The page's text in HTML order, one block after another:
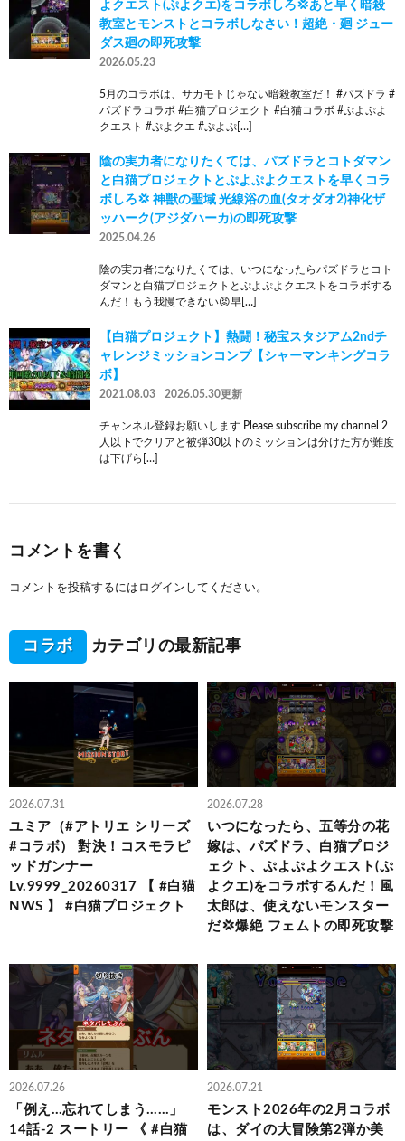
よクエスト(ぷよクエ)をコラボしろ💢あと早く暗殺
教室とモンストとコラボしなさい！超絶・廻 ジュー
ダス廻の即死攻撃
2026.05.23
5月のコラボは、サカモトじゃない暗殺教室だ！ #パズドラ #
パズドラコラボ #白猫プロジェクト #白猫コラボ #ぷよぷよ
クエスト #ぷよクエ #ぷよぷ[…]
陰の実力者になりたくては、パズドラとコトダマン
と白猫プロジェクトとぷよぷよクエストを早くコラ
ボしろ💢 神獣の聖域 光線浴の血(タオダオ2)神化ザ
ッハーク(アジダハーカ)の即死攻撃
2025.04.26
陰の実力者になりたくては、いつになったらパズドラとコト
ダマンと白猫プロジェクトとぷよぷよクエストをコラボする
んだ！もう我慢できない😡早[…]
【白猫プロジェクト】熱闘！秘宝スタジアム2ndチ
ャレンジミッションコンプ【シャーマンキングコラ
ボ】
2021.08.03 2026.05.30更新
チャンネル登録お願いします Please subscribe my channel 2
人以下でクリアと被弾30以下のミッションは分けた方が難度
は下げら[…]
コメントを書く
コメントを投稿するには ログイン してください。
コラボ カテゴリの最新記事
2026.07.31
ユミア（#アトリエ シリーズ
#コラボ） 對決！コスモラピ
ッドガンナー
Lv.9999_20260317 【 #白猫
NWS 】 #白猫プロジェクト
2026.07.28
いつになったら、五等分の花
嫁は、パズドラ、白猫プロジ
ェクト、ぷよぷよクエスト(ぷ
よクエ)をコラボするんだ！風
太郎は、使えないモンスター
だ💢爆絶 フェムトの即死攻撃
2026.07.26
「例え…忘れてしまう……」
14話-2 スートリー 《 #白猫
2026.07.21
モンスト2026年の2月コラボ
は、ダイの大冒険第2弾か美